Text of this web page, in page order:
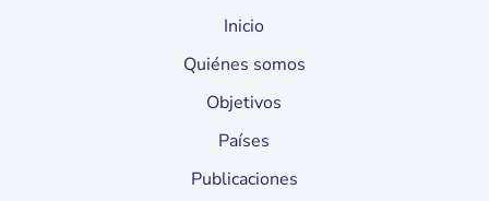
Inicio
Quiénes somos
Objetivos
Países
Publicaciones